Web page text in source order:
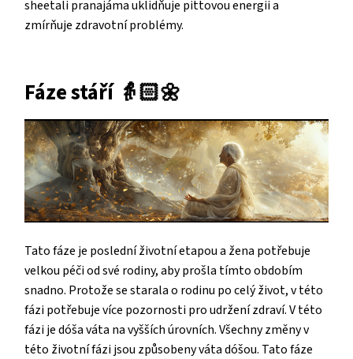
sheetali pranajáma uklidňuje pittovou energii a
zmírňuje zdravotní problémy.
Fáze stáří 👵🏻🌼
Tato fáze je poslední životní etapou a žena potřebuje
velkou péči od své rodiny, aby prošla tímto obdobím
snadno. Protože se starala o rodinu po celý život, v této
fázi potřebuje více pozornosti pro udržení zdraví. V této
fázi je dóša váta na vyšších úrovních. Všechny změny v
této životní fázi jsou způsobeny váta dóšou. Tato fáze